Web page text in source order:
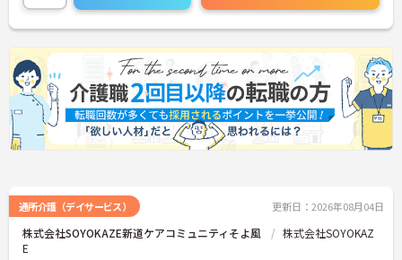
通所介護（デイサービス） 更新日：2026年08月04日
株式会社SOYOKAZE新道ケアコミュニティそよ風
株式会社SOYOKAZ
E